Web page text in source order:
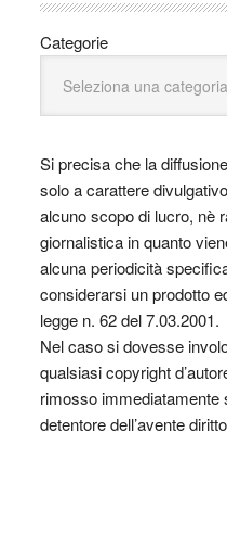
Categorie
Si precisa che la
solo a carattere
alcuno scopo di lucro, nè
giornalistica in quanto
alcuna periodicità
considerarsi un prodotto
legge n. 62 del 7.03.2001.
Nel caso si dovesse
qualsiasi copyright
rimosso immediatamente
detentore dell’avente